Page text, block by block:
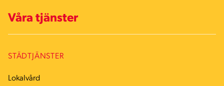
Våra tjänster
STÄDTJÄNSTER
Lokalvård